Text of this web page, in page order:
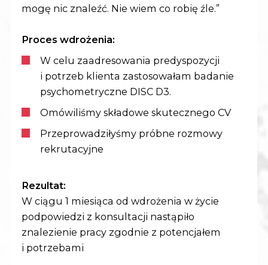
mogę nic znaleźć. Nie wiem co robię źle.”
Proces wdrożenia:
W celu zaadresowania predyspozycji
i potrzeb klienta zastosowałam badanie
psychometryczne DISC D3.
Omówiliśmy składowe skutecznego CV
Przeprowadziłyśmy próbne rozmowy
rekrutacyjne
Rezultat:
W ciągu 1 miesiąca od wdrożenia w życie
podpowiedzi z konsultacji nastąpiło
znalezienie pracy zgodnie z potencjałem
i potrzebami